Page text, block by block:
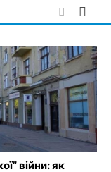
війни: як